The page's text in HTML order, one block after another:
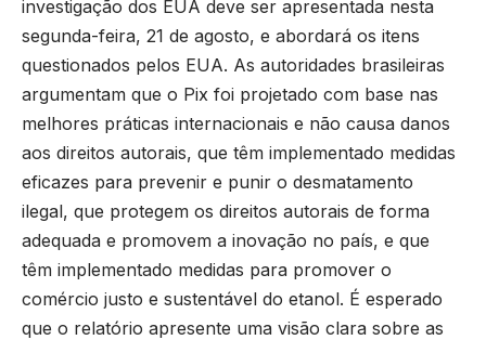
investigação dos EUA deve ser apresentada nesta
segunda-feira, 21 de agosto, e abordará os itens
questionados pelos EUA. As autoridades brasileiras
argumentam que o Pix foi projetado com base nas
melhores práticas internacionais e não causa danos
aos direitos autorais, que têm implementado medidas
eficazes para prevenir e punir o desmatamento
ilegal, que protegem os direitos autorais de forma
adequada e promovem a inovação no país, e que
têm implementado medidas para promover o
comércio justo e sustentável do etanol. É esperado
que o relatório apresente uma visão clara sobre as